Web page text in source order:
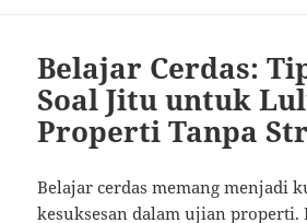
Belajar Cerdas:
Soal Jitu untuk
Properti Tanpa
Belajar cerdas memang menjadi
kesuksesan dalam ujian properti.